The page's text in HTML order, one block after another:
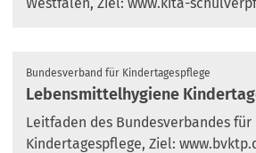
Bundesverband für Kindertagespflege
Lebensmittelhygiene
Leitfaden des Bundesverbandes für
Kindertagespflege, Ziel: